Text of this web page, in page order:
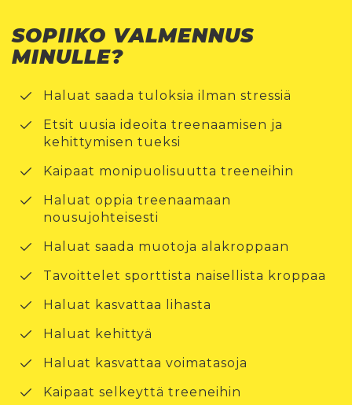
SOPIIKO VALMENNUS
MINULLE?
Haluat saada tuloksia ilman stressiä
Etsit uusia ideoita treenaamisen ja
kehittymisen tueksi
Kaipaat monipuolisuutta treeneihin
Haluat oppia treenaamaan
nousujohteisesti
Haluat saada muotoja alakroppaan
Tavoittelet sporttista naisellista kroppaa
Haluat kasvattaa lihasta
Haluat kehittyä
Haluat kasvattaa voimatasoja
Kaipaat selkeyttä treeneihin